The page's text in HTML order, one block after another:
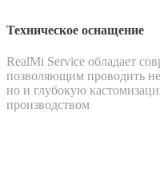
Техническое оснащение
RealMi Service обладает
позволяющим проводить
но и глубокую
производством